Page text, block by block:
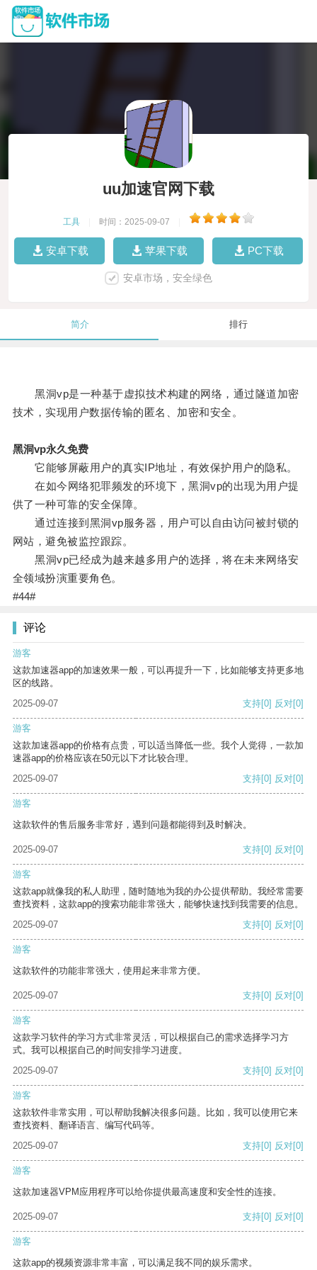
uu加速官网下载
工具 时间：2025-09-07
安卓下载 苹果下载 PC下载
安卓市场，安全绿色
简介 排行
黑洞vp是一种基于虚拟技术构建的网络，通过隧道加密
技术，实现用户数据传输的匿名、加密和安全。
黑洞vp永久免费
它能够屏蔽用户的真实IP地址，有效保护用户的隐私。
在如今网络犯罪频发的环境下，黑洞vp的出现为用户提
供了一种可靠的安全保障。
通过连接到黑洞vp服务器，用户可以自由访问被封锁的
网站，避免被监控跟踪。
黑洞vp已经成为越来越多用户的选择，将在未来网络安
全领域扮演重要角色。
#44#
评论
游客
这款加速器app的加速效果一般，可以再提升一下，比如能够支持更多地
区的线路。
2025-09-07
支持[0] 反对[0]
游客
这款加速器app的价格有点贵，可以适当降低一些。我个人觉得，一款加
速器app的价格应该在50元以下才比较合理。
2025-09-07
支持[0] 反对[0]
游客
这款软件的售后服务非常好，遇到问题都能得到及时解决。
2025-09-07 支持[0] 反对[0]
游客
这款app就像我的私人助理，随时随地为我的办公提供帮助。我经常需要
查找资料，这款app的搜索功能非常强大，能够快速找到我需要的信息。
2025-09-07
支持[0] 反对[0]
游客
这款软件的功能非常强大，使用起来非常方便。
2025-09-07 支持[0] 反对[0]
游客
这款学习软件的学习方式非常灵活，可以根据自己的需求选择学习方
式。我可以根据自己的时间安排学习进度。
2025-09-07
支持[0] 反对[0]
游客
这款软件非常实用，可以帮助我解决很多问题。比如，我可以使用它来
查找资料、翻译语言、编写代码等。
2025-09-07
支持[0] 反对[0]
游客
这款加速器VPM应用程序可以给你提供最高速度和安全性的连接。
2025-09-07 支持[0] 反对[0]
游客
这款app的视频资源非常丰富，可以满足我不同的娱乐需求。